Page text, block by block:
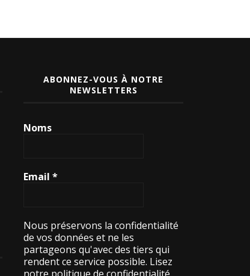
ABONNEZ-VOUS À NOTRE
NEWSLETTERS
Noms
Email*
Nous préservons la confidentialité
de vos données et ne les
partageons qu'avec des tiers qui
rendent ce service possible. Lisez